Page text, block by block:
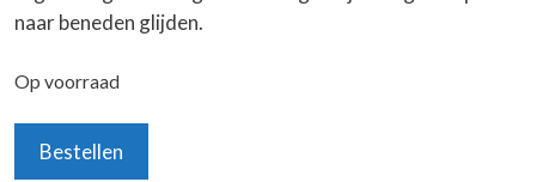
naar beneden glijden.
Op voorraad
Houten
Kleuren
Bestellen